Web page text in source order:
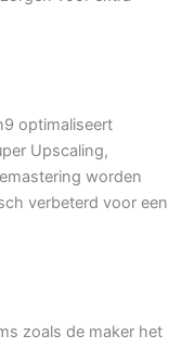
optimaliseert
Upscaling,
worden
verbeterd voor een
zoals de maker het